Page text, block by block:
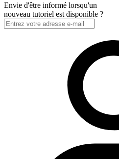
Envie d'être informé lorsqu'un
nouveau tutoriel est disponible ?